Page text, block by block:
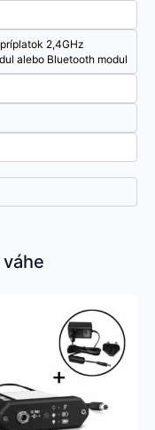
2,4GHz
alebo Bluetooth modul